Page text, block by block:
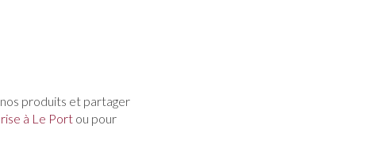
produits et partager
à Le Port ou pour